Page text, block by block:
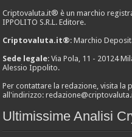
Criptovaluta.it® è un marchio
IPPOLITO S.R.L. Editore.
Criptovaluta.it®: Marchio
Sede legale: Via Pola, 11 - 20124
Alessio Ippolito.
Per contattare la redazione, visita la
all'indirizzo:
Ultimissime Analisi